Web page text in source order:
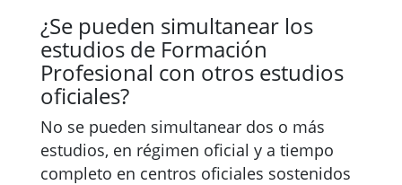
¿Se pueden simultanear los
estudios de Formación
Profesional con otros estudios
oficiales?
No se pueden simultanear dos o más
estudios, en régimen oficial y a tiempo
completo en centros oficiales sostenidos